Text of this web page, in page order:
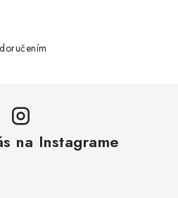
na Instagrame